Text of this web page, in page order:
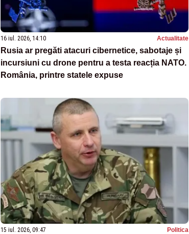
16 iul. 2026, 14:10 Actualitate
Rusia ar pregăti atacuri cibernetice, sabotaje și
incursiuni cu drone pentru a testa reacția NATO.
România, printre statele expuse
15 iul. 2026, 09:47 Politica